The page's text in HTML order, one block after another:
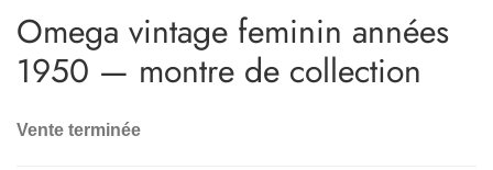
Omega vintage feminin années
1950 — montre de collection
Vente terminée